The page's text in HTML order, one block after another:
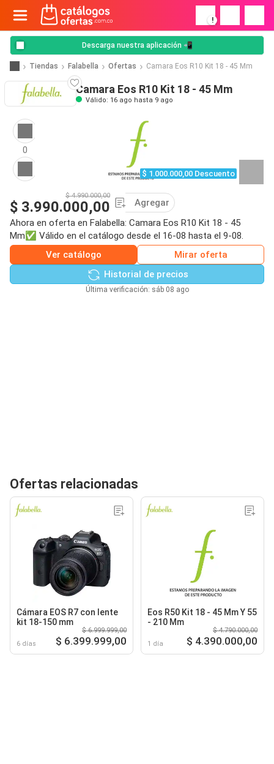
!
Descarga nuestra aplicación 📲
Tiendas Falabella Ofertas Camara Eos R10 Kit 18 - 45 Mm
Camara Eos R10 Kit 18 - 45 Mm
Válido: 16 ago hasta 9 ago
0
$ 1.000.000,00 Descuento
$ 4.990.000,00
$ 3.990.000,00
Agregar
Ahora en oferta en Falabella: Camara Eos R10 Kit 18 - 45
Mm✅ Válido en el catálogo desde el 16-08 hasta el 9-08.
Ver catálogo
Mirar oferta
Historial de precios
Última verificación: sáb 08 ago
Ofertas relacionadas
Cámara EOS R7 con lente
kit 18-150 mm
6 días
$ 6.999.999,00
$ 6.399.999,00
Eos R50 Kit 18 - 45 Mm Y 55
- 210 Mm
1 día
$ 4.790.000,00
$ 4.390.000,00